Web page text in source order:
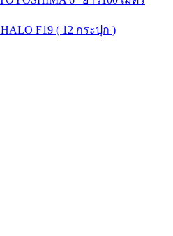
F19 ( 12 กระปุก )